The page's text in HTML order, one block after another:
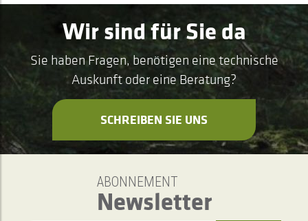
Wir sind für Sie da
Sie haben Fragen, benötigen eine technische
Auskunft oder eine Beratung?
SCHREIBEN SIE UNS
ABONNEMENT
Newsletter